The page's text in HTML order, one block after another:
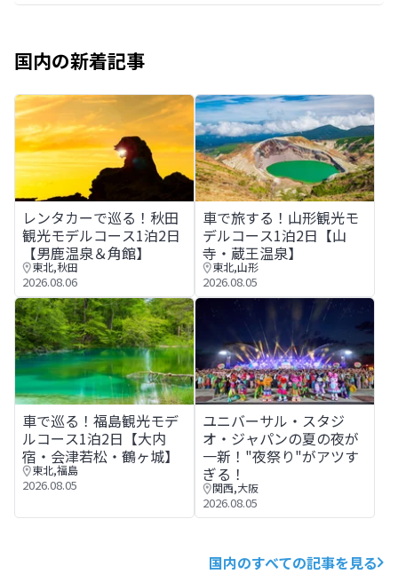
国内の新着記事
レンタカーで巡る！秋田観光モデルコース1泊2日【男鹿温
レンタカーで巡る！秋田
観光モデルコース1泊2日
【男鹿温泉＆角館】
東北,秋田
2026.08.06
車で旅する！山形観光モデル
車で旅する！山形観光モ
デルコース1泊2日【山
寺・蔵王温泉】
東北,山形
2026.08.05
車で巡る！福島観光モデルコース1泊2日【大内宿・会津若
車で巡る！福島観光モデ
ルコース1泊2日【大内
宿・会津若松・鶴ヶ城】
東北,福島
2026.08.05
ユニバーサル・スタジオ・ジ
ユニバーサル・スタジ
オ・ジャパンの夏の夜が
一新！"夜祭り"がアツす
ぎる！
関西,大阪
2026.08.05
国内のすべての記事を見る